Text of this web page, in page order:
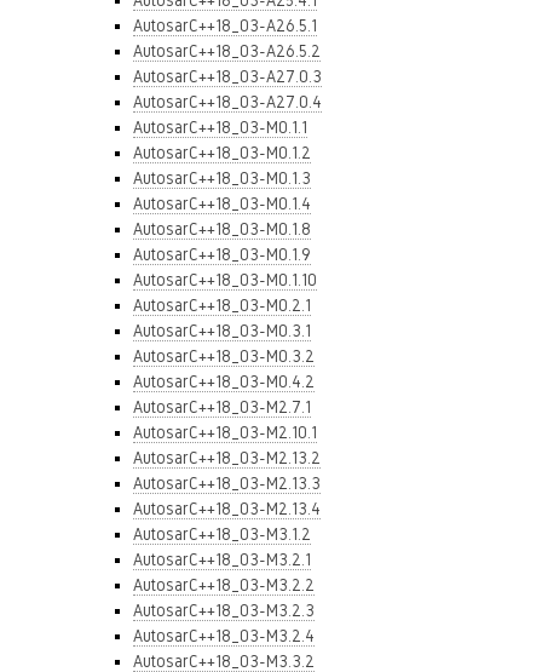
AutosarC++18_03-A26.5.1
AutosarC++18_03-A26.5.2
AutosarC++18_03-A27.0.3
AutosarC++18_03-A27.0.4
AutosarC++18_03-M0.1.1
AutosarC++18_03-M0.1.2
AutosarC++18_03-M0.1.3
AutosarC++18_03-M0.1.4
AutosarC++18_03-M0.1.8
AutosarC++18_03-M0.1.9
AutosarC++18_03-M0.1.10
AutosarC++18_03-M0.2.1
AutosarC++18_03-M0.3.1
AutosarC++18_03-M0.3.2
AutosarC++18_03-M0.4.2
AutosarC++18_03-M2.7.1
AutosarC++18_03-M2.10.1
AutosarC++18_03-M2.13.2
AutosarC++18_03-M2.13.3
AutosarC++18_03-M2.13.4
AutosarC++18_03-M3.1.2
AutosarC++18_03-M3.2.1
AutosarC++18_03-M3.2.2
AutosarC++18_03-M3.2.3
AutosarC++18_03-M3.2.4
AutosarC++18_03-M3.3.2